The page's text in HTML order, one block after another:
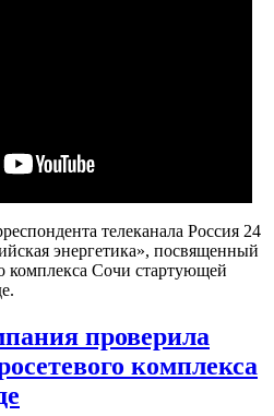
телеканала Россия 24
энергетика», посвященный
комплекса Сочи стартующей
проверила
комплекса